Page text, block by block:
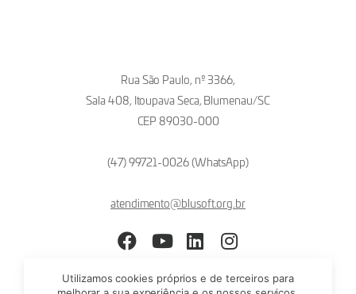
Rua São Paulo, nº 3366,
Sala 408, Itoupava Seca, Blumenau/SC
CEP 89030-000
(47) 99721-0026 (WhatsApp)
atendimento@blusoft.org.br
Utilizamos cookies próprios e de terceiros para